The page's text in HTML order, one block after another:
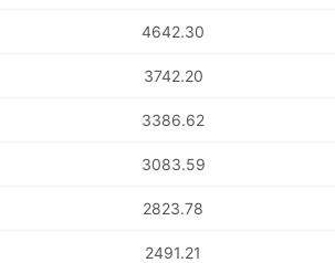
4642.30
3742.20
3386.62
3083.59
2823.78
2491.21